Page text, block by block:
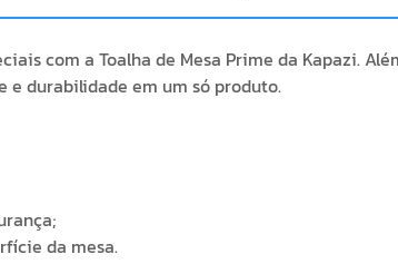
com a Toalha de Mesa Prime da Kapazi.
e durabilidade em um só produto.
da mesa.